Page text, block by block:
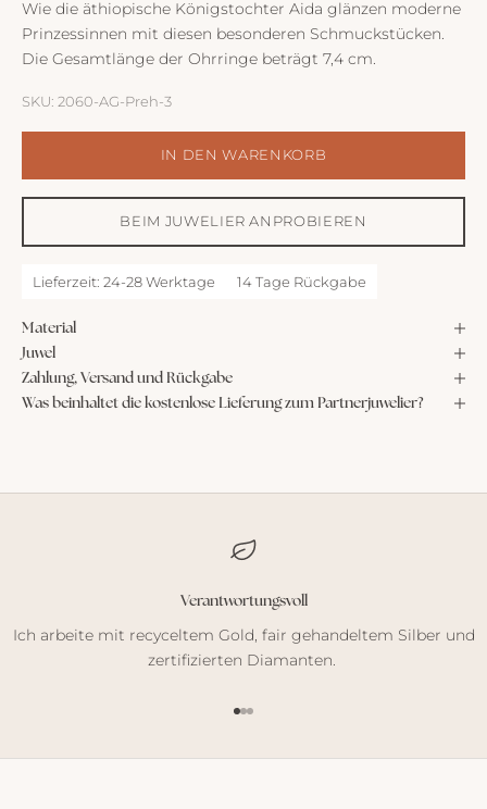
Wie die äthiopische Königstochter Aida glänzen moderne
Prinzessinnen mit diesen besonderen Schmuckstücken.
Die Gesamtlänge der Ohrringe beträgt 7,4 cm.
SKU: 2060-AG-Preh-3
IN DEN WARENKORB
BEIM JUWELIER ANPROBIEREN
Lieferzeit: 24-28 Werktage 14 Tage Rückgabe
Material
Juwel
Zahlung, Versand und Rückgabe
Was beinhaltet die kostenlose Lieferung zum Partnerjuwelier?
Verantwortungsvoll
Ich arbeite mit recyceltem Gold, fair gehandeltem Silber und
zertifizierten Diamanten.
Gehe zu Element 1
Gehe zu Element 2
Gehe zu Element 3